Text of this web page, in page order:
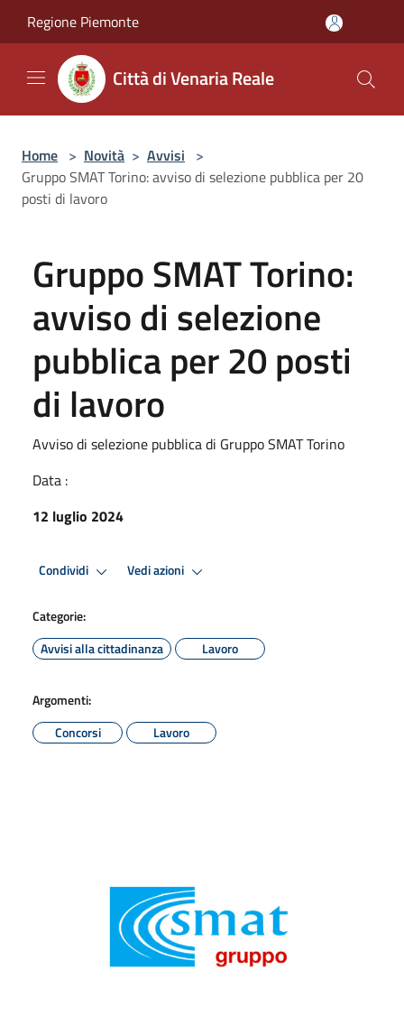
Regione Piemonte
Città di Venaria Reale
Home > Novità > Avvisi >
Gruppo SMAT Torino: avviso di selezione pubblica per 20
posti di lavoro
Gruppo SMAT Torino:
avviso di selezione
pubblica per 20 posti
di lavoro
Avviso di selezione pubblica di Gruppo SMAT Torino
Data :
12 luglio 2024
Condividi Vedi azioni
Categorie:
Avvisi alla cittadinanza
Lavoro
Argomenti:
Concorsi
Lavoro